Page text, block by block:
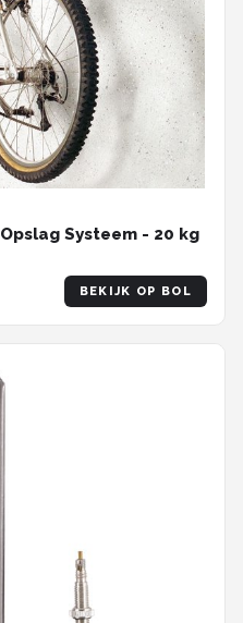
Systeem - 20 kg
BEKIJK OP BOL